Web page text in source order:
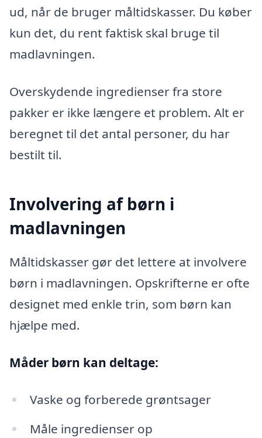
ud, når de bruger måltidskasser. Du køber
kun det, du rent faktisk skal bruge til
madlavningen.
Overskydende ingredienser fra store
pakker er ikke længere et problem. Alt er
beregnet til det antal personer, du har
bestilt til.
Involvering af børn i
madlavningen
Måltidskasser gør det lettere at involvere
børn i madlavningen. Opskrifterne er ofte
designet med enkle trin, som børn kan
hjælpe med.
Måder børn kan deltage:
Vaske og forberede grøntsager
Måle ingredienser op